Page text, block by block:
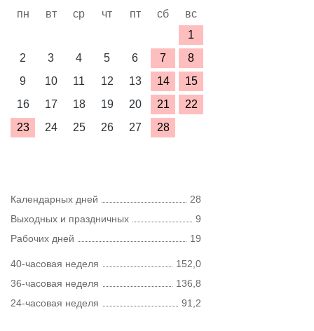
пн вт ср чт пт сб
вс
1
2
3 4 5 6 7
8
9
10 11 12 13 14
15
16
17 18 19 20 21
22
23
24 25 26 27 28
Календарных дней
28
Выходных и праздничных
9
Рабочих дней
19
40-часовая неделя
152,0
36-часовая неделя
136,8
24-часовая неделя
91,2